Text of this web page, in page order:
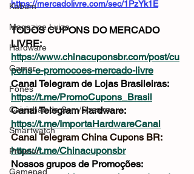
Kabum
Magazine Luiza
Hardware
Gamer
Fones
Caixinhas de Som/Speaker
Smartwatch
Projetor
Gamepad
https://mercadolivre.com/sec/1PzYk1E
TODOS CUPONS DO MERCADO
LIVRE:
https://www.chinacuponsbr.com/post/cu
pons-e-promocoes-mercado-livre
Canal Telegram de Lojas Brasileiras:
https://t.me/PromoCupons_Brasil
Canal Telegram Hardware:
https://t.me/ImportaHardwareCanal
Canal Telegram China Cupons BR:
https://t.me/Chinacuponsbr
Nossos grupos de Promoções: